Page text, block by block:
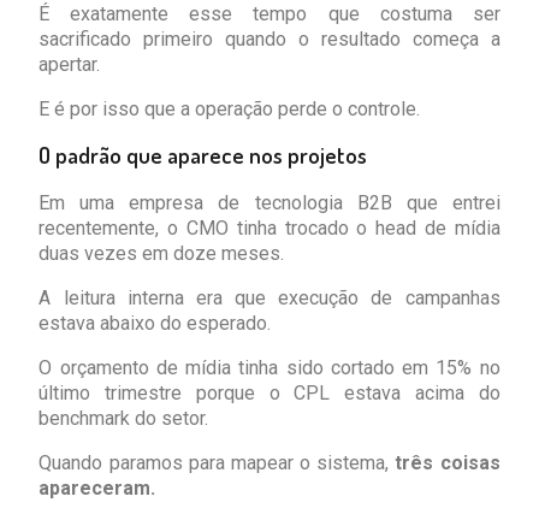
É exatamente esse tempo que costuma ser
sacrificado primeiro quando o resultado começa a
apertar.
E é por isso que a operação perde o controle.
O padrão que aparece nos projetos
Em uma empresa de tecnologia B2B que entrei
recentemente, o CMO tinha trocado o head de mídia
duas vezes em doze meses.
A leitura interna era que execução de campanhas
estava abaixo do esperado.
O orçamento de mídia tinha sido cortado em 15% no
último trimestre porque o CPL estava acima do
benchmark do setor.
Quando paramos para mapear o sistema,três coisas
apareceram.